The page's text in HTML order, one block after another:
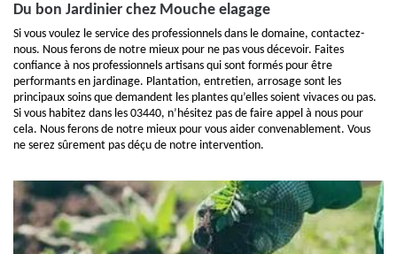
Du bon Jardinier chez Mouche elagage
Si vous voulez le service des professionnels dans le domaine, contactez-
nous. Nous ferons de notre mieux pour ne pas vous décevoir. Faites
confiance à nos professionnels artisans qui sont formés pour être
performants en jardinage. Plantation, entretien, arrosage sont les
principaux soins que demandent les plantes qu’elles soient vivaces ou pas.
Si vous habitez dans les 03440, n’hésitez pas de faire appel à nous pour
cela. Nous ferons de notre mieux pour vous aider convenablement. Vous
ne serez sûrement pas déçu de notre intervention.